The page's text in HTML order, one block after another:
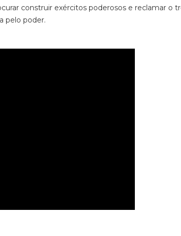
construir exércitos poderosos e reclamar o
pelo poder.